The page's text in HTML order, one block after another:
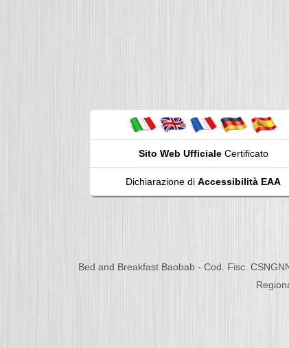
Sito Web UfficialeCertificato
Dichiarazione di Accessibilità EAA
Bed and Breakfast Baobab - Cod. Fisc.